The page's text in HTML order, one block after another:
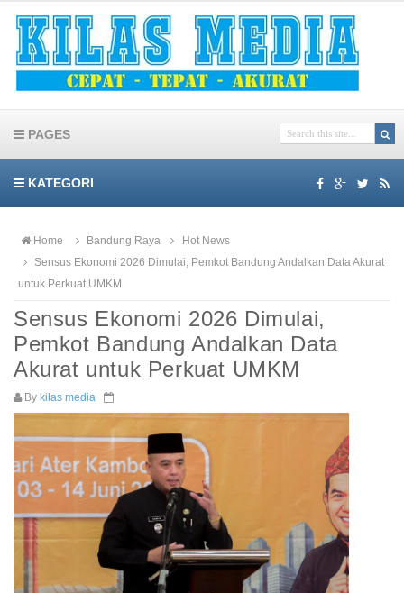
PAGES
KATEGORI
Home Bandung Raya
Hot News
Sensus Ekonomi 2026 Dimulai, Pemkot Bandung Andalkan Data Akurat
untuk Perkuat UMKM
Sensus Ekonomi 2026 Dimulai,
Pemkot Bandung Andalkan Data
Akurat untuk Perkuat UMKM
By kilas media